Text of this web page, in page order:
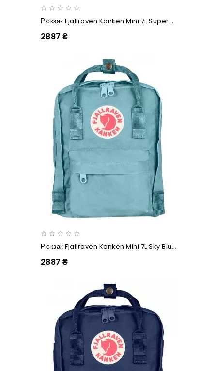
Рюкзак Fjallraven Kanken Mini 7L Super Grey
2887 ₴
Рюкзак Fjallraven Kanken Mini 7L Sky Blue
2887 ₴